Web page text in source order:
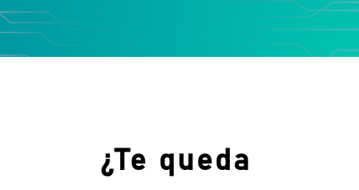
¿Te queda